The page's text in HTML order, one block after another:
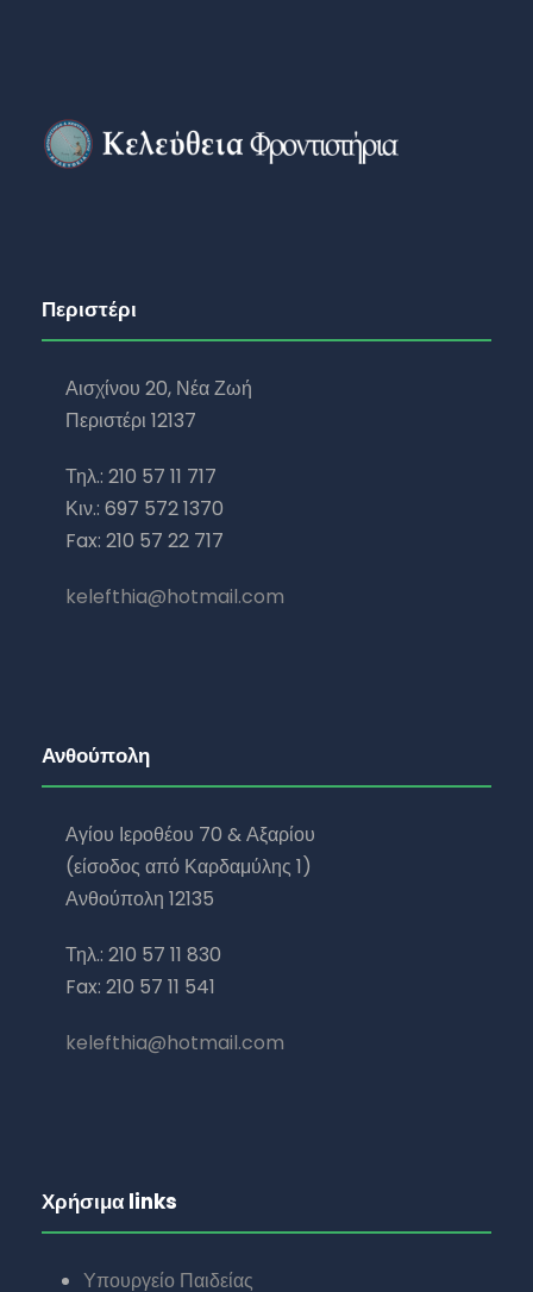
Περιστέρι
Αισχίνου 20, Νέα Ζωή
Περιστέρι 12137
Τηλ.: 210 57 11 717
Κιν.: 697 572 1370
Fax: 210 57 22 717
kelefthia@hotmail.com
Ανθούπολη
Αγίου Ιεροθέου 70 & Αξαρίου
(είσοδος από Καρδαμύλης 1)
Ανθούπολη 12135
Τηλ.: 210 57 11 830
Fax: 210 57 11 541
kelefthia@hotmail.com
Χρήσιμα links
Υπουργείο Παιδείας